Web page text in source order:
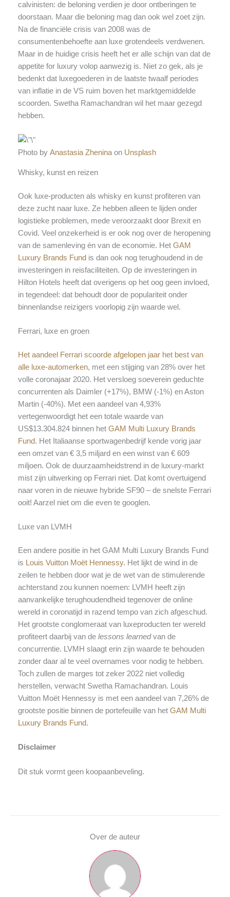
calvinisten: de beloning verdien je door ontberingen te
doorstaan. Maar die beloning mag dan ook wel zoet zijn.
Na de financiële crisis van 2008 was de
consumentenbehoefte aan luxe grotendeels verdwenen.
Maar in de huidige crisis heeft het er alle schijn van dat de
appetite for luxury volop aanwezig is. Niet zo gek, als je
bedenkt dat luxegoederen in de laatste twaalf periodes
van inflatie in de VS ruim boven het marktgemiddelde
scoorden. Swetha Ramachandran wil het maar gezegd
hebben.
Photo by Anastasia Zheninaon Unsplash
Whisky, kunst en reizen
Ook luxe-producten als whisky en kunst profiteren van
deze zucht naar luxe. Ze hebben alleen te lijden onder
logistieke problemen, mede veroorzaakt door Brexit en
Covid. Veel onzekerheid is er ook nog over de heropening
van de samenleving én van de economie. Het GAM
Luxury Brands Fundis dan ook nog terughoudend in de
investeringen in reisfaciliteiten. Op de investeringen in
Hilton Hotels heeft dat overigens op het oog geen invloed,
in tegendeel: dat behoudt door de populariteit onder
binnenlandse reizigers voorlopig zijn waarde wel.
Ferrari, luxe en groen
Het aandeel Ferrari scoorde afgelopen jaar het best van
alle luxe-automerken, met een stijging van 28% over het
volle coronajaar 2020. Het versloeg soeverein geduchte
concurrenten als Daimler (+17%), BMW (-1%) en Aston
Martin (-40%). Met een aandeel van 4,93%
vertegenwoordigt het een totale waarde van
US$13.304.824 binnen het GAM Multi Luxury Brands
Fund. Het Italiaanse sportwagenbedrijf kende vorig jaar
een omzet van € 3,5 miljard en een winst van € 609
miljoen. Ook de duurzaamheidstrend in de luxury-markt
mist zijn uitwerking op Ferrari niet. Dat komt overtuigend
naar voren in de nieuwe hybride SF90 – de snelste Ferrari
ooit! Aarzel niet om die even te googlen.
Luxe van LVMH
Een andere positie in het GAM Multi Luxury Brands Fund
is Louis Vuitton Moët Hennessy. Het lijkt de wind in de
zeilen te hebben door wat je de wet van de stimulerende
achterstand zou kunnen noemen: LVMH heeft zijn
aanvankelijke terughoudendheid tegenover de online
wereld in coronatijd in razend tempo van zich afgeschud.
Het grootste conglomeraat van luxeproducten ter wereld
profiteert daarbij van de lessons learnedvan de
concurrentie. LVMH slaagt erin zijn waarde te behouden
zonder daar al te veel overnames voor nodig te hebben.
Toch zullen de marges tot zeker 2022 niet volledig
herstellen, verwacht Swetha Ramachandran. Louis
Vuitton Moët Hennessy is met een aandeel van 7,26% de
grootste positie binnen de portefeuille van het GAM Multi
Luxury Brands Fund.
Disclaimer
Dit stuk vormt geen koopaanbeveling.
Over de auteur